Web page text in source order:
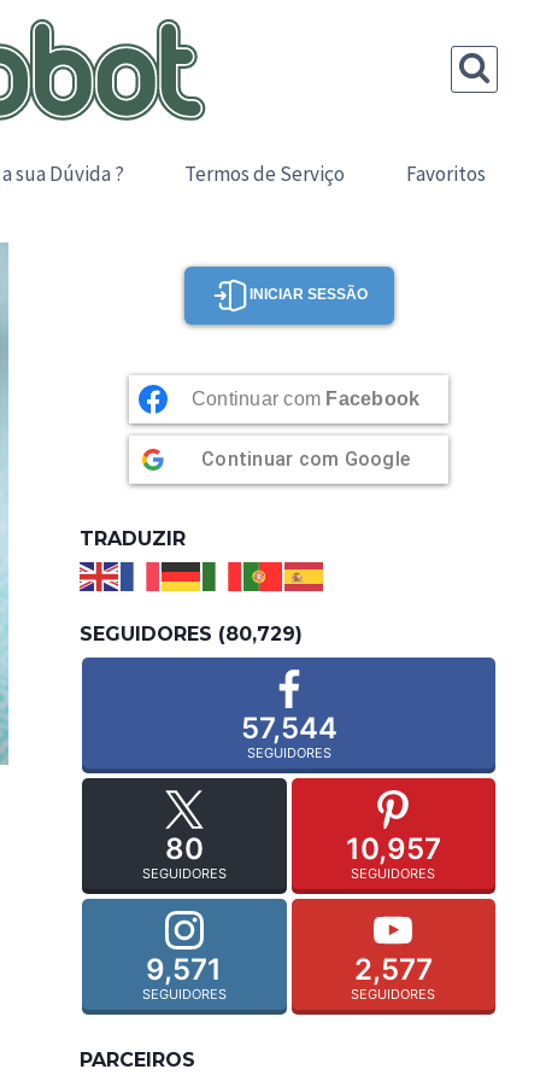
sua Dúvida ? Termos de Serviço Favoritos
INICIAR SESSÃO
Continuar com Facebook
Continuar com Google
TRADUZIR
SEGUIDORES (80,729)
57,544
SEGUIDORES
80
SEGUIDORES
10,957
SEGUIDORES
9,571
SEGUIDORES
2,577
SEGUIDORES
PARCEIROS